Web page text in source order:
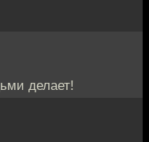
делает!